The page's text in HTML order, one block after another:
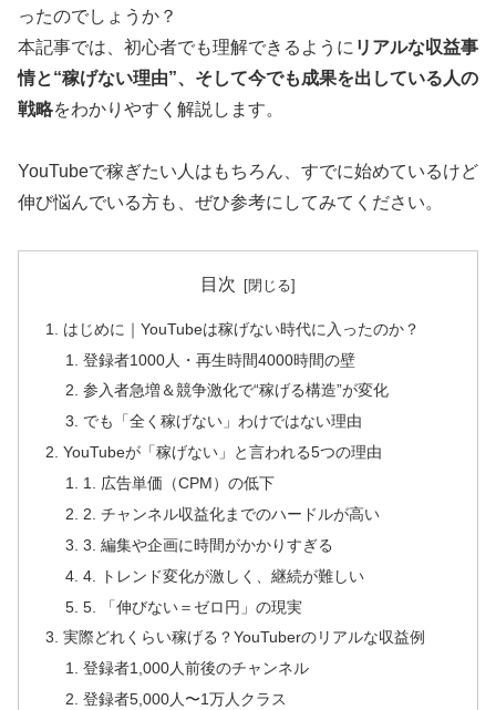
ったのでしょうか？
本記事では、初心者でも理解できるように リアルな収益事
情と“稼げない理由”、そして今でも成果を出している人の
戦略をわかりやすく解説します。
YouTubeで稼ぎたい人はもちろん、すでに始めているけど
伸び悩んでいる方も、ぜひ参考にしてみてください。
目次
はじめに｜YouTubeは稼げない時代に入ったのか？
登録者1000人・再生時間4000時間の壁
参入者急増＆競争激化で“稼げる構造”が変化
でも「全く稼げない」わけではない理由
YouTubeが「稼げない」と言われる5つの理由
1. 広告単価（CPM）の低下
2. チャンネル収益化までのハードルが高い
3. 編集や企画に時間がかかりすぎる
4. トレンド変化が激しく、継続が難しい
5. 「伸びない＝ゼロ円」の現実
実際どれくらい稼げる？YouTuberのリアルな収益例
登録者1,000人前後のチャンネル
登録者5,000人〜1万人クラス